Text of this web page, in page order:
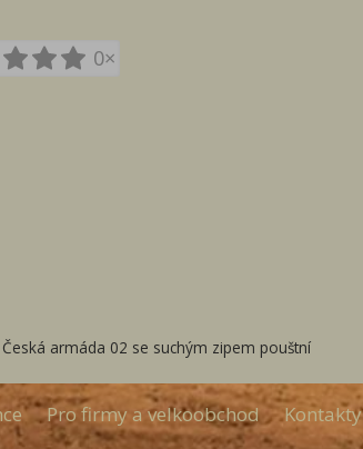
0×
Česká armáda 02 se suchým zipem pouštní
Pro firmy a velkoobchod Kontakty